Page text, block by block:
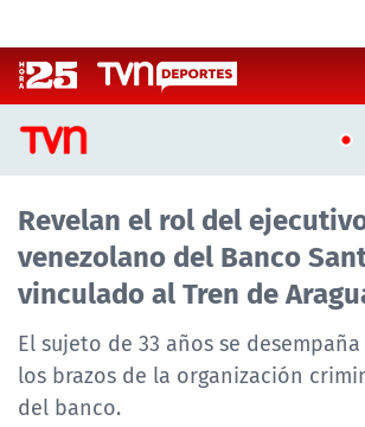
CASTING MASTERCHEF CHILE
CASTING TVN VERTICAL
TVN VERTICAL
TVN PLAY
Revelan el rol del
venezolano del Banco
vinculado al Tren de
El sujeto de 33 años se
los brazos de la organización
del banco.